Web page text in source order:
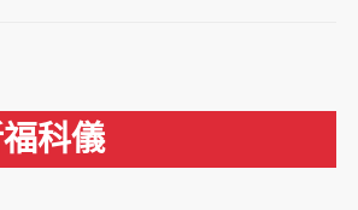
科儀